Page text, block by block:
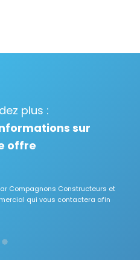
plus :
sur
offre
Compagnons Constructeurs et
qui vous contactera afin